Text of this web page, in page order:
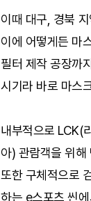
이때 대구, 경북
이에 어떻게든 마
필터 제작 공장까
시기라 바로 마스
내부적으로 LCK(
아) 관람객을 위
또한 구체적으로
하는 e스포츠 씬